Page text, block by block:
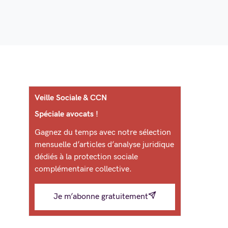
Veille Sociale & CCN
Spéciale avocats !
Gagnez du temps avec notre sélection
mensuelle d’articles d’analyse juridique
dédiés à la protection sociale
complémentaire collective.
Je m’abonne gratuitement